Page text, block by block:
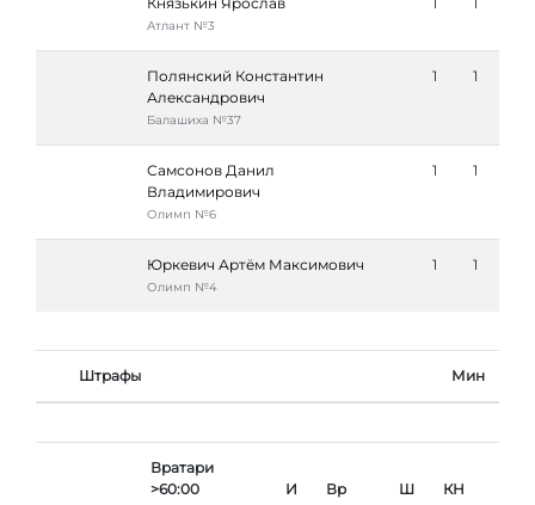
Атлант №3
Полянский Константин
Александрович
Балашиха №37
1 1
Самсонов Данил
Владимирович
Олимп №6
1 1
Юркевич Артём Максимович
Олимп №4
1 1
Штрафы Мин
Вратари
>60:00
И Вр Ш КН